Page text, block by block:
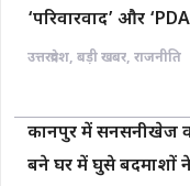
‘परिवारवाद’ और
उत्तरप्रदेश, बड़ी खबर, राजनीति
कानपुर में सनसनीखेज
बने घर में घुसे बदमाशों